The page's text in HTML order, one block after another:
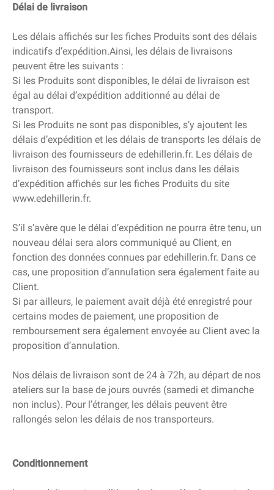
Délai de livraison
Les délais affichés sur les fiches Produits sont des délais
indicatifs d’expédition.Ainsi, les délais de livraisons
peuvent être les suivants :
Si les Produits sont disponibles, le délai de livraison est
égal au délai d’expédition additionné au délai de
transport.
Si les Produits ne sont pas disponibles, s’y ajoutent les
délais d’expédition et les délais de transports les délais de
livraison des fournisseurs de edehillerin.fr. Les délais de
livraison des fournisseurs sont inclus dans les délais
d’expédition affichés sur les fiches Produits du site
www.edehillerin.fr.
S’il s’avère que le délai d’expédition ne pourra être tenu, un
nouveau délai sera alors communiqué au Client, en
fonction des données connues par edehillerin.fr. Dans ce
cas, une proposition d’annulation sera également faite au
Client.
Si par ailleurs, le paiement avait déjà été enregistré pour
certains modes de paiement, une proposition de
remboursement sera également envoyée au Client avec la
proposition d’annulation.
Nos délais de livraison sont de 24 à 72h, au départ de nos
ateliers sur la base de jours ouvrés (samedi et dimanche
non inclus). Pour l’étranger, les délais peuvent être
rallongés selon les délais de nos transporteurs.
Conditionnement